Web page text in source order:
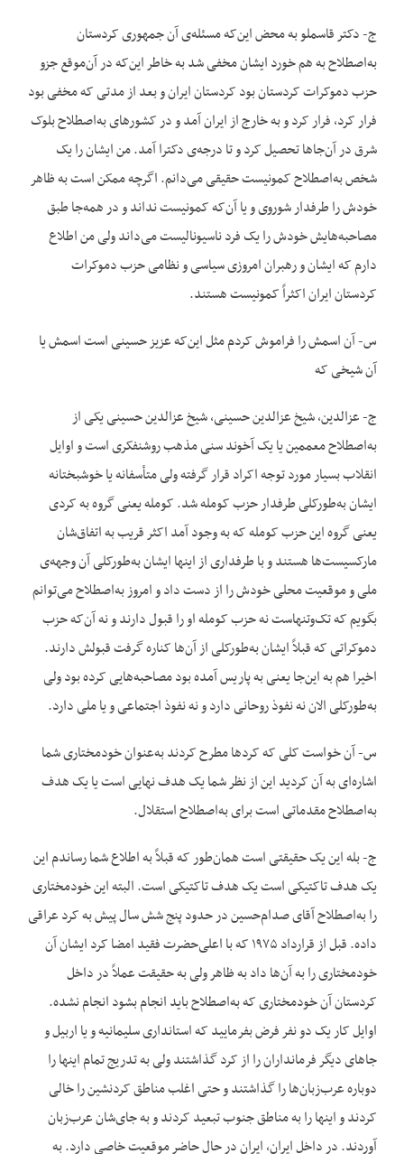
ج- دکتر قاسملو به محض این‌که مسئله‌ی آن جمهوری کردستان
به‌اصطلاح به هم خورد ایشان مخفی شد به خاطر این‌که در آن‌موقع جزو
حزب دموکرات کردستان بود کردستان ایران و بعد از مدتی که مخفی بود
فرار کرد، فرار کرد و به خارج از ایران آمد و در کشورهای به‌اصطلاح بلوک
شرق در آن‌جاها تحصیل کرد و تا درجه‌ی دکترا آمد. من ایشان را یک
شخص به‌اصطلاح کمونیست حقیقی می‌دانم. اگرچه ممکن است به ظاهر
خودش را طرفدار شوروی و یا آن‌که کمونیست نداند و در همه‌جا طبق
مصاحبه‌هایش خودش را یک فرد ناسیونالیست می‌داند ولی من اطلاع
دارم که ایشان و رهبران امروزی سیاسی و نظامی حزب دموکرات
کردستان ایران اکثراً کمونیست هستند.
س- آن اسمش را فراموش کردم مثل این‌که عزیز حسینی است اسمش یا
آن شیخی که
ج- عزالدین، شیخ عزالدین حسینی، شیخ عزالدین حسینی یکی از
به‌اصطلاح معممین یا یک آخوند سنی مذهب روشنفکری است و اوایل
انقلاب بسیار مورد توجه اکراد قرار گرفته ولی متأسفانه یا خوشبختانه
ایشان به‌طورکلی طرفدار حزب کومله شد. کومله یعنی گروه به کردی
یعنی گروه این حزب کومله که به وجود آمد اکثر قریب به اتفاق‌شان
مارکسیست‌ها هستند و با طرفداری از اینها ایشان به‌طورکلی آن وجهه‌ی
ملی و موقعیت محلی خودش را از دست داد و امروز به‌اصطلاح می‌توانم
بگویم که تک‌وتنهاست نه حزب کومله او را قبول دارند و نه آن‌که حزب
دموکراتی که قبلاً ایشان به‌طورکلی از آن‌ها کناره گرفت قبولش دارند.
اخیرا هم به این‌جا یعنی به پاریس آمده بود مصاحبه‌هایی کرده بود ولی
به‌طورکلی الان نه نفوذ روحانی دارد و نه نفوذ اجتماعی و یا ملی دارد.
س- آن خواست کلی که کردها مطرح کردند به‌عنوان خودمختاری شما
اشاره‌ای به آن کردید این از نظر شما یک هدف نهایی است یا یک هدف
به‌اصطلاح مقدماتی است برای به‌اصطلاح استقلال.
ج- بله این یک حقیقتی است همان‌طور که قبلاً به اطلاع شما رساندم این
یک هدف تاکتیکی است یک هدف تاکتیکی است. البته این خودمختاری
را به‌اصطلاح آقای صدام‌حسین در حدود پنج شش سال پیش به کرد عراقی
داده. قبل از قرارداد ۱۹۷۵ که با اعلی‌حضرت فقید امضا کرد ایشان آن
خودمختاری را به آن‌ها داد به ظاهر ولی به حقیقت عملاً در داخل
کردستان آن خودمختاری که به‌اصطلاح باید انجام بشود انجام نشده.
اوایل کار یک دو نفر فرض بفرمایید که استانداری سلیمانیه و یا اربیل و
جاهای دیگر فرمانداران را از کرد گذاشتند ولی به تدریج تمام اینها را
دوباره عرب‌زبان‌ها را گذاشتند و حتی اغلب مناطق کردنشین را خالی
کردند و اینها را به مناطق جنوب تبعید کردند و به جای‌شان عرب‌زبان
آوردند. در داخل ایران، ایران در حال حاضر موقعیت خاصی دارد. به